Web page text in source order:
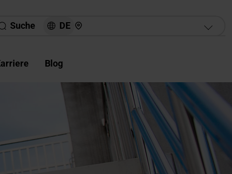
Suche DE Hier finden Sie uns
Blog